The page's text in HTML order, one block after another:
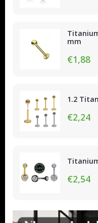
mm
€1,88
1.2
€2,24
€2,54